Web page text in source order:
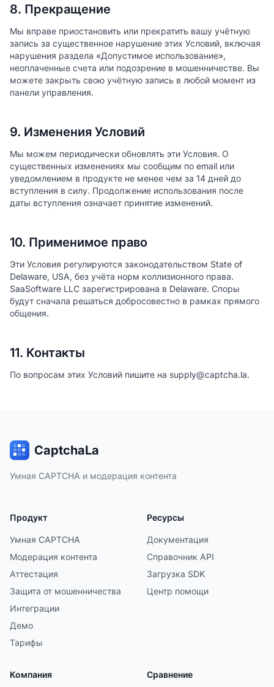
8. Прекращение
Мы вправе приостановить или прекратить вашу учётную
запись за существенное нарушение этих Условий, включая
нарушения раздела «Допустимое использование»,
неоплаченные счета или подозрение в мошенничестве. Вы
можете закрыть свою учётную запись в любой момент из
панели управления.
9. Изменения Условий
Мы можем периодически обновлять эти Условия. О
существенных изменениях мы сообщим по email или
уведомлением в продукте не менее чем за 14 дней до
вступления в силу. Продолжение использования после
даты вступления означает принятие изменений.
10. Применимое право
Эти Условия регулируются законодательством State of
Delaware, USA, без учёта норм коллизионного права.
SaaSoftware LLC зарегистрирована в Delaware. Споры
будут сначала решаться добросовестно в рамках прямого
общения.
11. Контакты
По вопросам этих Условий пишите на supply@captcha.la.
CaptchaLa
Умная CAPTCHA и модерация контента
Продукт
Умная CAPTCHA
Модерация контента
Аттестация
Защита от мошенничества
Интеграции
Демо
Тарифы
Ресурсы
Документация
Справочник API
Загрузка SDK
Центр помощи
Компания Сравнение